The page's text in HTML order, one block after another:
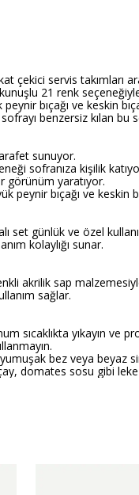
çekici servis
21 renk
peynir bıçağı ve
benzersiz kılan bu
sunuyor.
sofranıza kişilik
görünüm yaratıyor.
peynir bıçağı ve
set günlük ve özel
kolaylığı sunar.
akrilik sap
sağlar.
sıcaklıkta yıkayın ve
bez veya beyaz
domates sosu gibi